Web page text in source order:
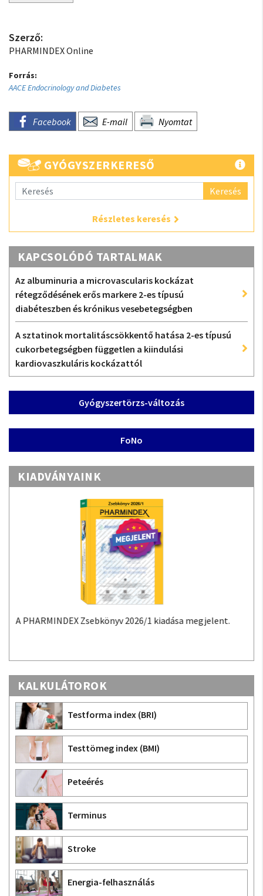
Szerző:
PHARMINDEX Online
Forrás:
AACE Endocrinology and Diabetes
Facebook E-mail Nyomtat
GYÓGYSZERKERESŐ
Keresés
Részletes keresés
KAPCSOLÓDÓ TARTALMAK
Az albuminuria a microvascularis kockázat
rétegződésének erős markere 2-es típusú
diabéteszben és krónikus vesebetegségben
A sztatinok mortalitáscsökkentő hatása 2-es típusú
cukorbetegségben független a kiindulási
kardiovaszkuláris kockázattól
Gyógyszertörzs-változás
FoNo
KIADVÁNYAINK
A PHARMINDEX Mobil alkalmazás a PHARMINDEX
KALKULÁTOROK
Testforma index (BRI)
Testtömeg index (BMI)
Peteérés
Terminus
Stroke
Energia-felhasználás